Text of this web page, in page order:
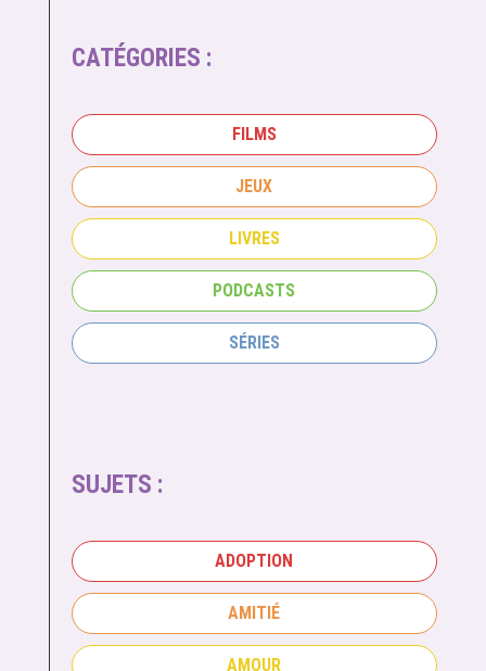
CATÉGORIES :
FILMS
JEUX
LIVRES
PODCASTS
SÉRIES
SUJETS :
ADOPTION
AMITIÉ
AMOUR